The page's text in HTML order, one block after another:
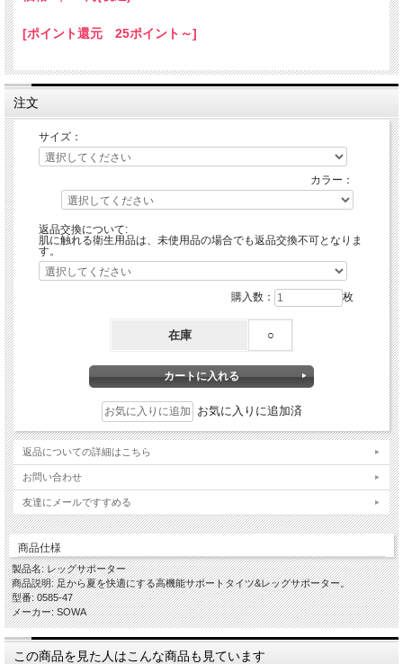
[ポイント還元 25ポイント～]
注文
サイズ：
カラー：
返品交換について:
肌に触れる衛生用品は、未使用品の場合でも返品交換不可となりま
す。
購入数： 枚
在庫 ○
お気に入りに追加済
返品についての詳細はこちら
お問い合わせ
友達にメールですすめる
商品仕様
製品名: レッグサポーター
商品説明: 足から夏を快適にする高機能サポートタイツ&レッグサポーター。
型番: 0585-47
メーカー: SOWA
この商品を見た人はこんな商品も見ています